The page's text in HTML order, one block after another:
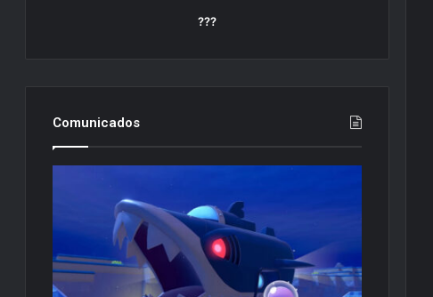
???
Comunicados